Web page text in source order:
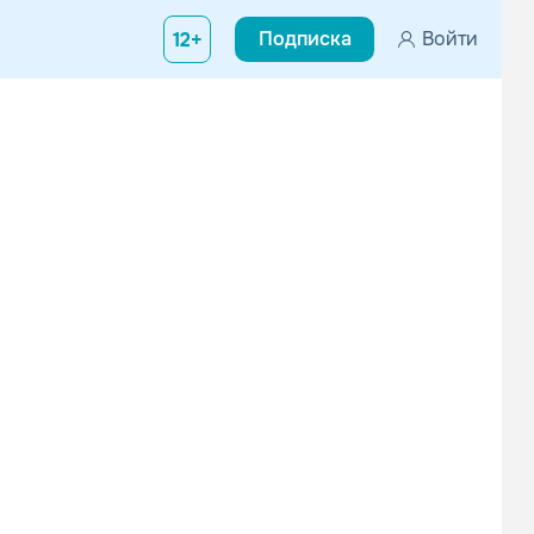
12+ Подписка Войти